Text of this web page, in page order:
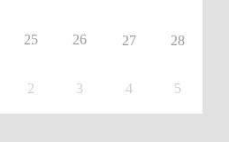
25 26 27 28
2 3 4 5